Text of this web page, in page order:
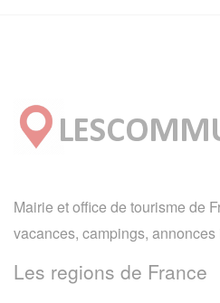
Mairie et office de tourisme de
vacances, campings,
Les regions de France